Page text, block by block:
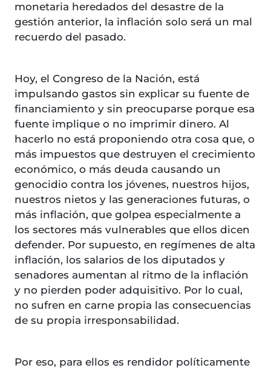
monetaria heredados del desastre de la
gestión anterior, la inflación solo será un mal
recuerdo del pasado.
Hoy, el Congreso de la Nación, está
impulsando gastos sin explicar su fuente de
financiamiento y sin preocuparse porque esa
fuente implique o no imprimir dinero. Al
hacerlo no está proponiendo otra cosa que, o
más impuestos que destruyen el crecimiento
económico, o más deuda causando un
genocidio contra los jóvenes, nuestros hijos,
nuestros nietos y las generaciones futuras, o
más inflación, que golpea especialmente a
los sectores más vulnerables que ellos dicen
defender. Por supuesto, en regímenes de alta
inflación, los salarios de los diputados y
senadores aumentan al ritmo de la inflación
y no pierden poder adquisitivo. Por lo cual,
no sufren en carne propia las consecuencias
de su propia irresponsabilidad.
Por eso, para ellos es rendidor políticamente